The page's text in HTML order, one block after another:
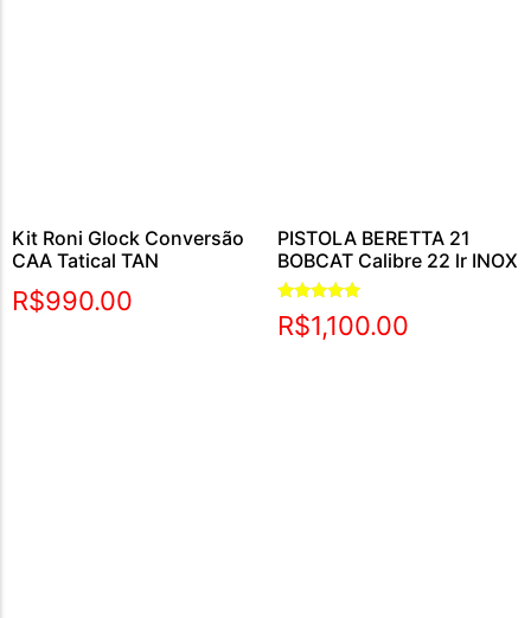
Kit Roni Glock Conversão
CAA Tatical TAN
R$990.00
PISTOLA BERETTA 21
BOBCAT Calibre 22 lr INOX
Avaliação
5.00
R$1,100.00